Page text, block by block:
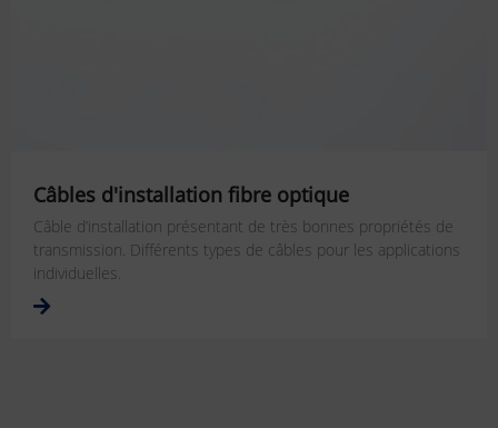
Câbles d'installation fibre optique
Câble d’installation présentant de très bonnes propriétés de
transmission. Différents types de câbles pour les applications
individuelles.